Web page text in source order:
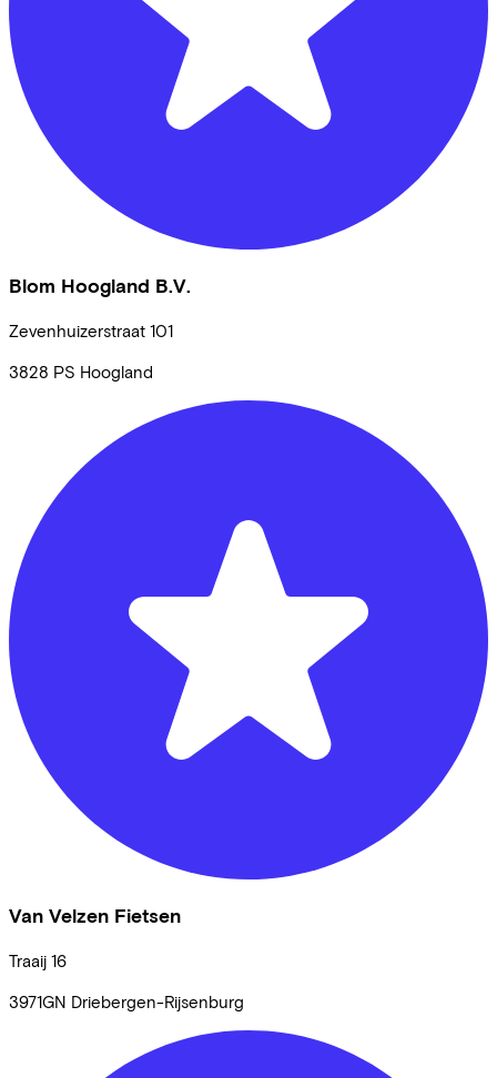
Blom Hoogland B.V.
Zevenhuizerstraat 101
3828 PS Hoogland
Van Velzen Fietsen
Traaij 16
3971GN Driebergen-Rijsenburg